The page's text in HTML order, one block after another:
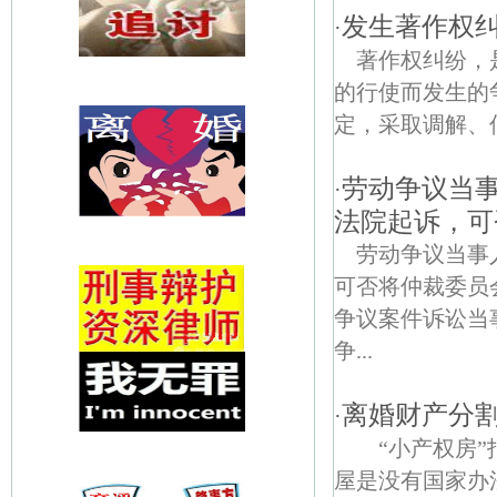
·发生著作权
著作权纠纷，
的行使而发生
定，采取调解
·劳动争议当
法院起诉，
劳动争议当事
可否将仲裁委
争议案件诉讼当
争...
·离婚财产分
“小产权房”
屋是没有国家